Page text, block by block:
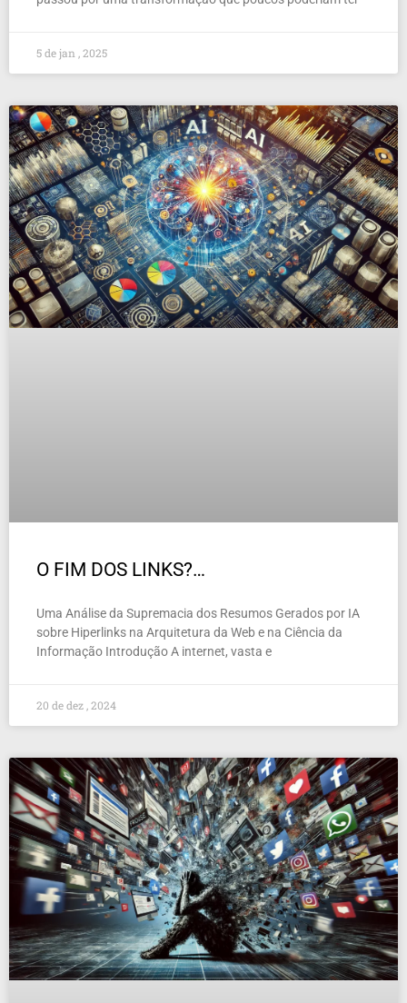
5 de jan , 2025
O FIM DOS LINKS?…
Uma Análise da Supremacia dos Resumos Gerados por IA
sobre Hiperlinks na Arquitetura da Web e na Ciência da
Informação Introdução A internet, vasta e
20 de dez , 2024